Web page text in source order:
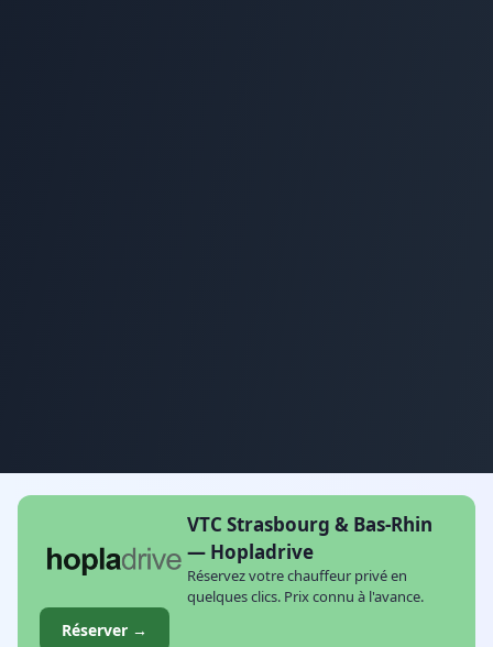
VTC Strasbourg & Bas-Rhin
— Hopladrive
Réservez votre chauffeur privé en
quelques clics. Prix connu à l'avance.
Réserver →